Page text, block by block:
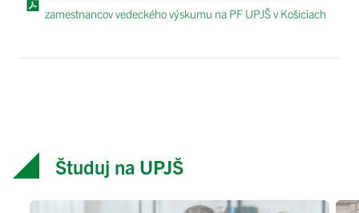
zamestnancov vedeckého výskumu na PF UPJŠ v Košiciach
Študuj na UPJŠ